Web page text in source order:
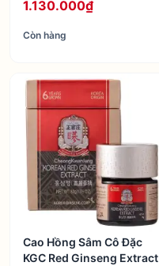
1.130.000₫
Còn hàng
Cao Hồng Sâm Cô Đặc
KGC Red Ginseng Extract